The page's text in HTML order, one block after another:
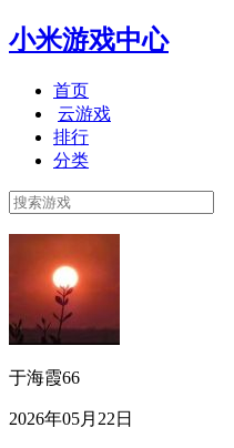
小米游戏中心
首页
云游戏
排行
分类
于海霞66
2026年05月22日